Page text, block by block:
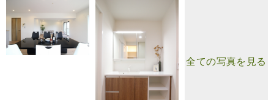
全ての写真を見る